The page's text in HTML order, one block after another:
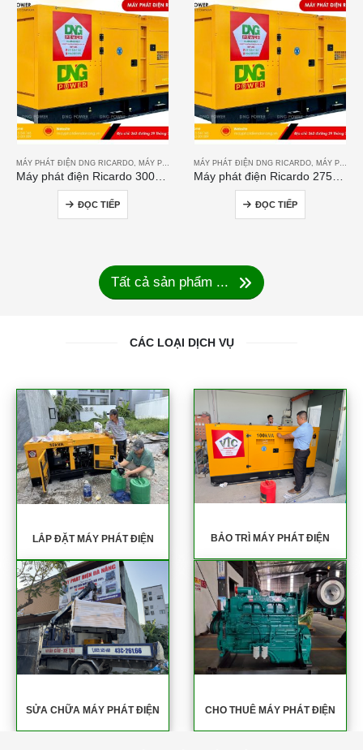
MÁY PHÁT ĐIỆN DNG RICARDO MÁY PHÁT ĐIỆN RICARDO
ĐỌC TIẾP
MÁY PHÁT ĐIỆN DNG RICARDO MÁY PHÁT ĐIỆN RICARDO
ĐỌC TIẾP
Tất cả sản phẩm ...
CÁC LOẠI DỊCH VỤ
LẮP ĐẶT MÁY PHÁT ĐIỆN BẢO TRÌ MÁY PHÁT ĐIỆN
SỬA CHỮA MÁY PHÁT ĐIỆN CHO THUÊ MÁY PHÁT ĐIỆN